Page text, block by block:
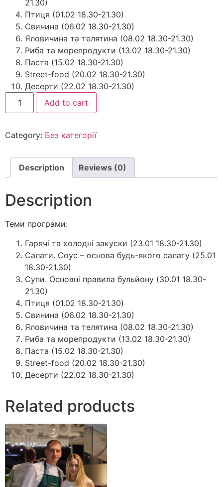
21.30)
Птиця (01.02 18.30-21.30)
Свинина (06.02 18.30-21.30)
Яловичина та телятина (08.02 18.30-21.30)
Риба та морепродукти (13.02 18.30-21.30)
Паста (15.02 18.30-21.30)
Street-food (20.02 18.30-21.30)
Десерти (22.02 18.30-21.30)
Add to cart
Category: Без категорії
Description Reviews (0)
Description
Теми програми:
Гарячі та холодні закуски (23.01 18.30-21.30)
Салати. Соус – основа будь-якого салату (25.01
18.30-21.30)
Супи. Основні правила бульйону (30.01 18.30-
21.30)
Птиця (01.02 18.30-21.30)
Свинина (06.02 18.30-21.30)
Яловичина та телятина (08.02 18.30-21.30)
Риба та морепродукти (13.02 18.30-21.30)
Паста (15.02 18.30-21.30)
Street-food (20.02 18.30-21.30)
Десерти (22.02 18.30-21.30)
Related products